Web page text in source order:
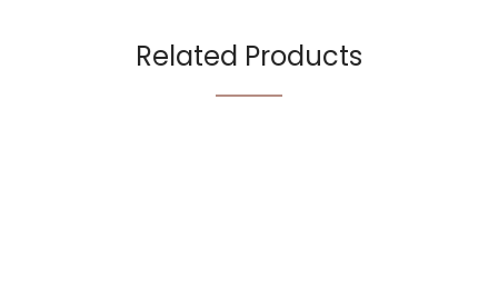
Related Products